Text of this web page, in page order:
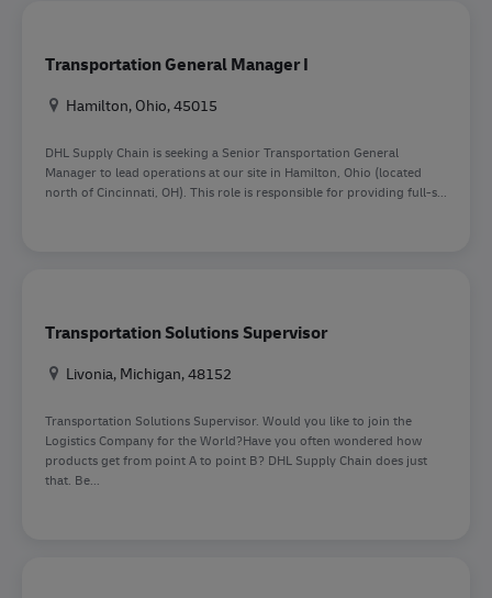
Transportation General Manager I
Location
Hamilton, Ohio, 45015
DHL Supply Chain is seeking a Senior Transportation General
Manager to lead operations at our site in Hamilton, Ohio (located
north of Cincinnati, OH). This role is responsible for providing full-s...
Transportation Solutions Supervisor
Location
Livonia, Michigan, 48152
Transportation Solutions Supervisor. Would you like to join the
Logistics Company for the World?Have you often wondered how
products get from point A to point B? DHL Supply Chain does just
that. Be...